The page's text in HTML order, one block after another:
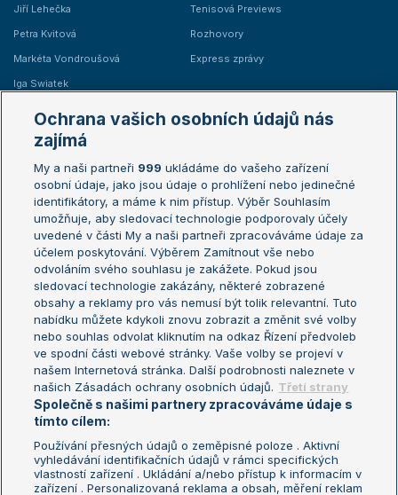
Jiří Lehečka
Petra Kvitová
Markéta Vondroušová
Iga Swiatek
Tenisová Previews
Rozhovory
Express zprávy
Žebříčky
Žebříček ATP (muži)
Žebříček WTA (ženy)
Sázkařský žebříček
Australian Open
French Open
Wimbledon
US Open
Turnaj mistrů
Turnaj mistryň
Aktualní trendy
Fotbalové přestupy
Livesport Daily
LS Prague Open
Podmínky užití
Nastavení soukromí
Ochrana vašich osobních údajů nás
zajímá
My a naši partneři 999 ukládáme do vašeho zařízení
osobní údaje, jako jsou údaje o prohlížení nebo jedinečné
identifikátory, a máme k nim přístup. Výběr Souhlasím
umožňuje, aby sledovací technologie podporovaly účely
uvedené v části My a naši partneři zpracováváme údaje za
účelem poskytování. Výběrem Zamítnout vše nebo
odvoláním svého souhlasu je zakážete. Pokud jsou
sledovací technologie zakázány, některé zobrazené
obsahy a reklamy pro vás nemusí být tolik relevantní. Tuto
nabídku můžete kdykoli znovu zobrazit a změnit své volby
nebo souhlas odvolat kliknutím na odkaz Řízení předvoleb
ve spodní části webové stránky. Vaše volby se projeví v
našem Internetová stránka. Další podrobnosti naleznete v
našich Zásadách ochrany osobních údajů. Třetí strany
Společně s našimi partnery zpracováváme údaje s
tímto cílem:
Používání přesných údajů o zeměpisné poloze . Aktivní
vyhledávání identifikačních údajů v rámci specifických
vlastností zařízení . Ukládání a/nebo přístup k informacím v
zařízení . Personalizovaná reklama a obsah, měření reklam